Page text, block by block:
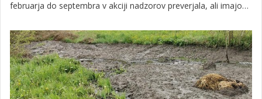
februarja do septembra v akciji nadzorov preverjala, ali imajo
dovoljenje in če, ali je gradnja skladna z izdanim gradbenim
dovoljenjem.